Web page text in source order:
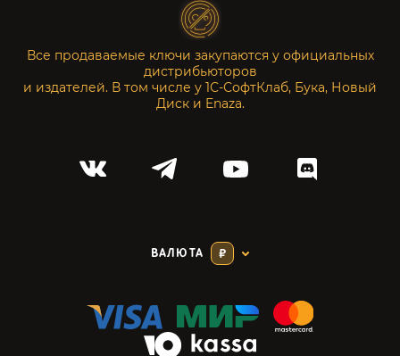
Все продаваемые ключи закупаются у официальных
дистрибьюторов
и издателей. В том числе у 1С-СофтКлаб, Бука, Новый
Диск и Enaza.
ВАЛЮТА ₽